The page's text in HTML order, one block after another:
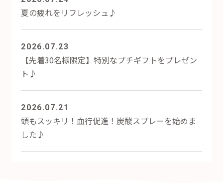
夏の疲れをリフレッシュ♪
2026.07.23
【先着30名様限定】特別なプチギフトをプレゼン
ト♪
2026.07.21
頭もスッキリ！血行促進！炭酸スプレーを始めま
した♪